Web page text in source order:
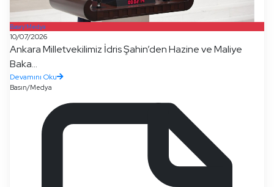
Basın/Medya
10/07/2026
Ankara Milletvekilimiz İdris Şahin’den Hazine ve Maliye
Baka...
Devamını Oku
Basın/Medya